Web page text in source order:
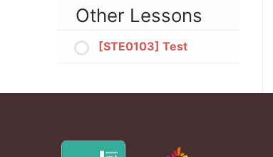
Other Lessons
[STE0103] Test